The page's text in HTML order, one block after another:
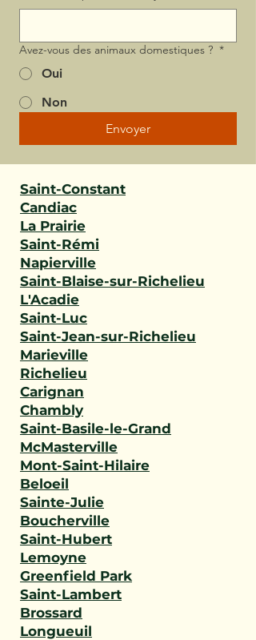
Avez-vous des animaux domestiques ? *
Oui
Non
Envoyer
Saint-Constant
Candiac
La Prairie
Saint-Rémi
Napierville
Saint-Blaise-sur-Richelieu
L'Acadie
Saint-Luc
Saint-Jean-sur-Richelieu
Marieville
Richelieu
Carignan
Chambly
Saint-Basile-le-Grand
McMasterville
Mont-Saint-Hilaire
Beloeil
Sainte-Julie
Boucherville
Saint-Hubert
Lemoyne
Greenfield Park
Saint-Lambert
Brossard
Longueuil